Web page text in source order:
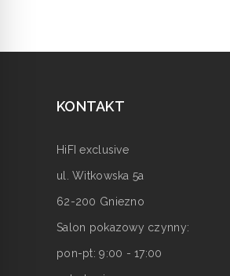
KONTAKT
HiFI exclusive
ul. Witkowska 5a
62-200 Gniezno
Salon pokazowy czynny:
pon-pt: 9:00 - 17:00